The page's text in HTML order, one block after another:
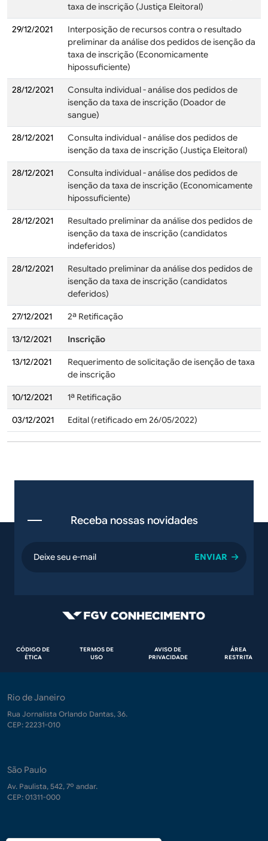
taxa de inscrição (Justiça Eleitoral)
29/12/2021
Interposição de recursos contra o resultado
preliminar da análise dos pedidos de isenção da
taxa de inscrição (Economicamente
hipossuficiente)
28/12/2021
Consulta individual - análise dos pedidos de
isenção da taxa de inscrição (Doador de
sangue)
28/12/2021
Consulta individual - análise dos pedidos de
isenção da taxa de inscrição (Justiça Eleitoral)
28/12/2021
Consulta individual - análise dos pedidos de
isenção da taxa de inscrição (Economicamente
hipossuficiente)
28/12/2021
Resultado preliminar da análise dos pedidos de
isenção da taxa de inscrição (candidatos
indeferidos)
28/12/2021
Resultado preliminar da análise dos pedidos de
isenção da taxa de inscrição (candidatos
deferidos)
27/12/2021 2ª Retificação
13/12/2021 Inscrição
13/12/2021
Requerimento de solicitação de isenção de taxa
de inscrição
10/12/2021 1ª Retificação
03/12/2021 Edital (retificado em 26/05/2022)
Receba nossas novidades
email
Rodapé
CÓDIGO DE
ÉTICA
TERMOS DE
USO
AVISO DE
PRIVACIDADE
ÁREA
RESTRITA
Rio de Janeiro
Rua Jornalista Orlando Dantas, 36.
CEP: 22231-010
São Paulo
Av. Paulista, 542, 7º andar.
CEP: 01311-000